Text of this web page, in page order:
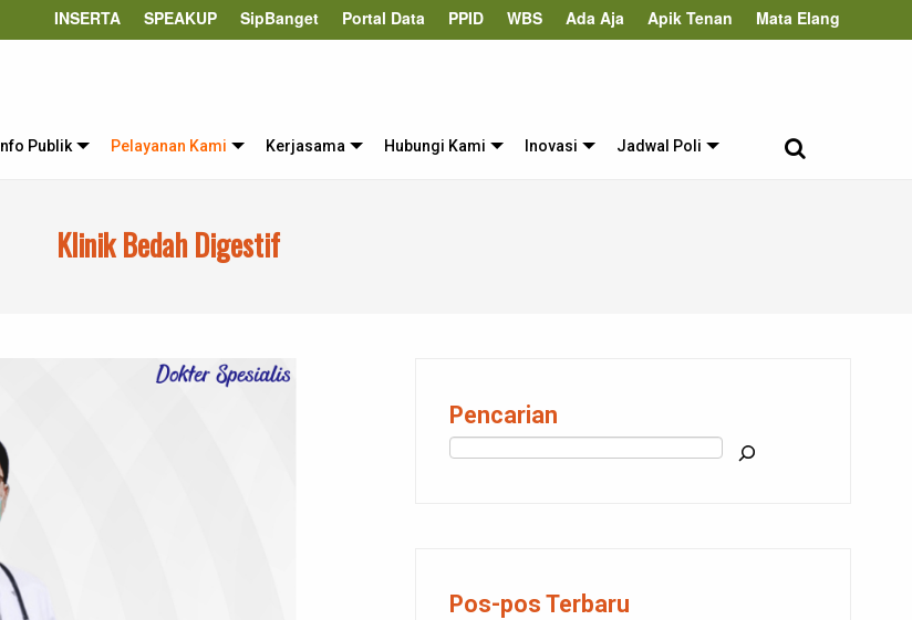
INSERTA SPEAKUP SipBanget Portal Data PPID WBS Ada Aja Apik Tenan Mata Elang
Info Publik Pelayanan Kami Kerjasama Hubungi Kami Inovasi Jadwal Poli
Klinik Bedah Digestif
Pencarian
Pos-pos Terbaru